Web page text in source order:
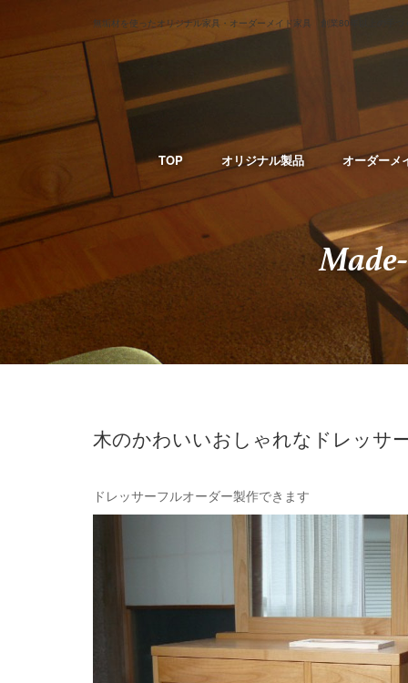
無垢材を使ったオリジナル家具・オーダーメイド家具 創業80年以上の手
TOP オリジナル製品 オーダーメ
木のかわいいおしゃれなドレッサ
ドレッサーフルオーダー製作できます